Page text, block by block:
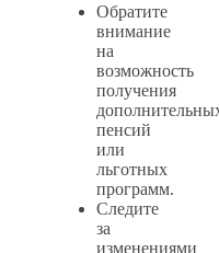
Обратите
внимание
на
возможность
получения
пенсий
или
льготных
программ.
Следите
за
изменениями